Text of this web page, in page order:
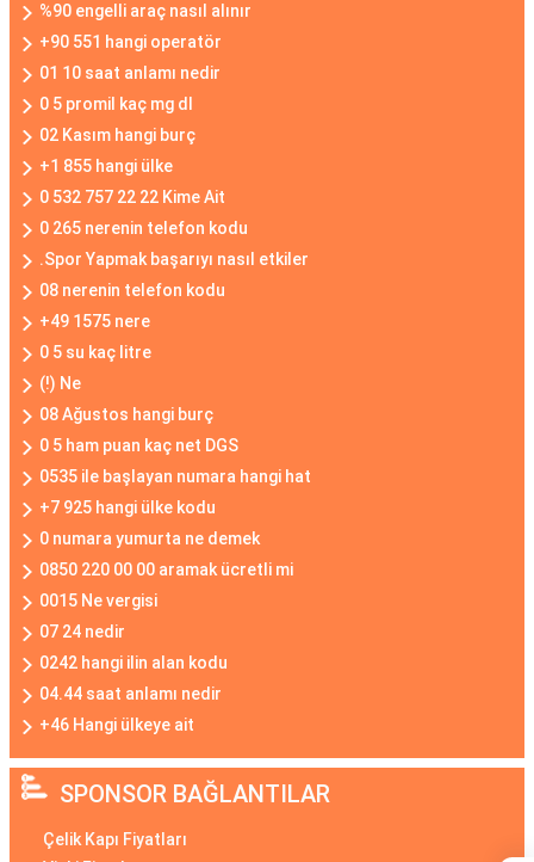
%90 engelli araç nasıl alınır
+90 551 hangi operatör
01 10 saat anlamı nedir
0 5 promil kaç mg dl
02 Kasım hangi burç
+1 855 hangi ülke
0 532 757 22 22 Kime Ait
0 265 nerenin telefon kodu
.Spor Yapmak başarıyı nasıl etkiler
08 nerenin telefon kodu
+49 1575 nere
0 5 su kaç litre
(!) Ne
08 Ağustos hangi burç
0 5 ham puan kaç net DGS
0535 ile başlayan numara hangi hat
+7 925 hangi ülke kodu
0 numara yumurta ne demek
0850 220 00 00 aramak ücretli mi
0015 Ne vergisi
07 24 nedir
0242 hangi ilin alan kodu
04.44 saat anlamı nedir
+46 Hangi ülkeye ait
SPONSOR BAĞLANTILAR
Çelik Kapı Fiyatları